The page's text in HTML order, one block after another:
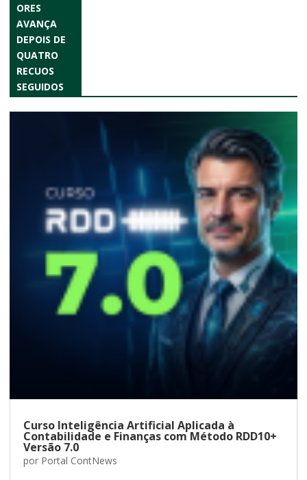
ORES
AVANÇA
DEPOIS DE
QUATRO
RECUOS
SEGUIDOS
Curso Inteligência Artificial Aplicada à
Contabilidade e Finanças com Método RDD10+
Versão 7.0
por Portal ContNews